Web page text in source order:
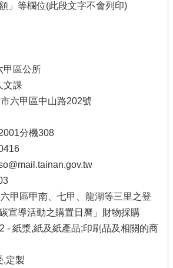
」等欄位(此段文字不會列印)
甲區公所
文課
六甲區中山路202號
分機308
甲區甲南、七甲、龍湖等三里之登
宣導活動之購置日曆」財物採購
- 紙漿,紙及紙產品;印刷品及相關的商
,定製